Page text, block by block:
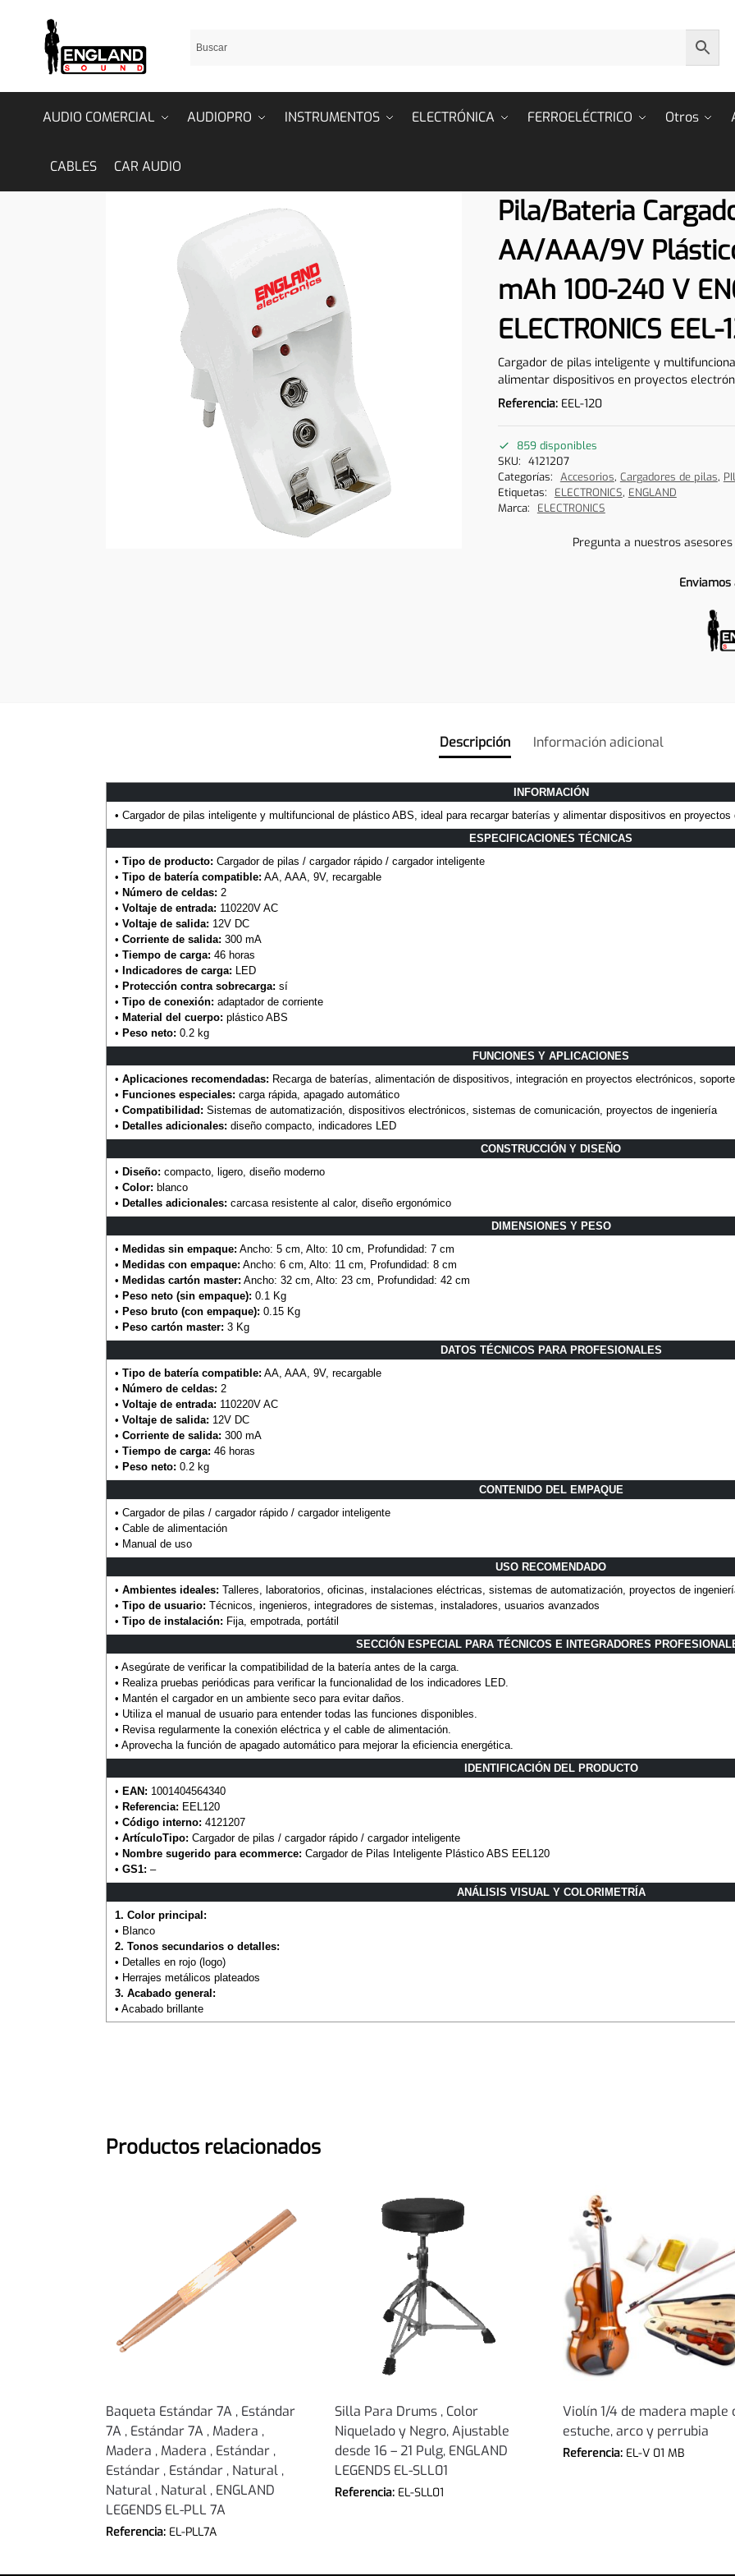
AUDIO COMERCIAL AUDIOPRO INSTRUMENTOS ELECTRÓNICA FERROELÉCTRICO Otros
CABLES CAR AUDIO
Pila/Bateria
AA/AAA/9V
mAh 100-240 V
ELECTRONICS EEL-
Cargador de pilas inteligente y
alimentar dispositivos en proyectos
Referencia: EEL-120
859 disponibles
SKU: 4121207
Categorías: Accesorios, Cargadores de pilas,
Etiquetas:
ELECTRONICS, ENGLAND
Marca:
ELECTRONICS
Pregunta a nuestros
Descripción Información adicional
INFORMACIÓN
• Cargador de pilas inteligente y multifuncional de plástico ABS, ideal para recargar baterías y alimentar dispositivos en proyectos
ESPECIFICACIONES TÉCNICAS
• Tipo de producto: Cargador de pilas / cargador rápido / cargador inteligente
• Tipo de batería compatible: AA, AAA, 9V, recargable
• Número de celdas: 2
• Voltaje de entrada: 110220V AC
• Voltaje de salida: 12V DC
• Corriente de salida: 300 mA
• Tiempo de carga: 46 horas
• Indicadores de carga: LED
• Protección contra sobrecarga: sí
• Tipo de conexión: adaptador de corriente
• Material del cuerpo: plástico ABS
• Peso neto: 0.2 kg
FUNCIONES Y APLICACIONES
• Aplicaciones recomendadas: Recarga de baterías, alimentación de dispositivos, integración en proyectos electrónicos,
• Funciones especiales: carga rápida, apagado automático
• Compatibilidad: Sistemas de automatización, dispositivos electrónicos, sistemas de comunicación, proyectos de ingeniería
• Detalles adicionales: diseño compacto, indicadores LED
CONSTRUCCIÓN Y DISEÑO
• Diseño: compacto, ligero, diseño moderno
• Color: blanco
• Detalles adicionales: carcasa resistente al calor, diseño ergonómico
DIMENSIONES Y PESO
• Medidas sin empaque: Ancho: 5 cm, Alto: 10 cm, Profundidad: 7 cm
• Medidas con empaque: Ancho: 6 cm, Alto: 11 cm, Profundidad: 8 cm
• Medidas cartón master: Ancho: 32 cm, Alto: 23 cm, Profundidad: 42 cm
• Peso neto (sin empaque): 0.1 Kg
• Peso bruto (con empaque): 0.15 Kg
• Peso cartón master: 3 Kg
DATOS TÉCNICOS PARA PROFESIONALES
• Tipo de batería compatible: AA, AAA, 9V, recargable
• Número de celdas: 2
• Voltaje de entrada: 110220V AC
• Voltaje de salida: 12V DC
• Corriente de salida: 300 mA
• Tiempo de carga: 46 horas
• Peso neto: 0.2 kg
CONTENIDO DEL EMPAQUE
• Cargador de pilas / cargador rápido / cargador inteligente
• Cable de alimentación
• Manual de uso
USO RECOMENDADO
• Ambientes ideales: Talleres, laboratorios, oficinas, instalaciones eléctricas, sistemas de automatización, proyectos de
• Tipo de usuario: Técnicos, ingenieros, integradores de sistemas, instaladores, usuarios avanzados
• Tipo de instalación: Fija, empotrada, portátil
SECCIÓN ESPECIAL PARA TÉCNICOS E INTEGRADORES
• Asegúrate de verificar la compatibilidad de la batería antes de la carga.
• Realiza pruebas periódicas para verificar la funcionalidad de los indicadores LED.
• Mantén el cargador en un ambiente seco para evitar daños.
• Utiliza el manual de usuario para entender todas las funciones disponibles.
• Revisa regularmente la conexión eléctrica y el cable de alimentación.
• Aprovecha la función de apagado automático para mejorar la eficiencia energética.
IDENTIFICACIÓN DEL PRODUCTO
• EAN: 1001404564340
• Referencia: EEL120
• Código interno: 4121207
• ArtículoTipo: Cargador de pilas / cargador rápido / cargador inteligente
• Nombre sugerido para ecommerce: Cargador de Pilas Inteligente Plástico ABS EEL120
• GS1: –
ANÁLISIS VISUAL Y COLORIMETRÍA
1. Color principal:
• Blanco
2. Tonos secundarios o detalles:
• Detalles en rojo (logo)
• Herrajes metálicos plateados
3. Acabado general:
• Acabado brillante
Productos relacionados
Baqueta Estándar 7A , Estándar
7A , Estándar 7A , Madera ,
Madera , Madera , Estándar ,
Estándar , Estándar , Natural ,
Natural , Natural , ENGLAND
LEGENDS EL-PLL 7A
Referencia: EL-PLL7A
Silla Para Drums , Color
Niquelado y Negro, Ajustable
desde 16 – 21 Pulg, ENGLAND
LEGENDS EL-SLL01
Referencia: EL-SLL01
Violín 1/4 de madera maple
estuche, arco y perrubia
Referencia: EL-V 01 MB